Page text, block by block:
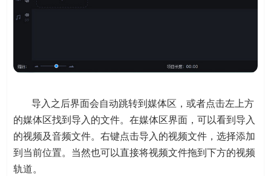
导入之后界面会自动跳转到媒体区，或者点击左上方
的媒体区找到导入的文件。在媒体区界面，可以看到导入
的视频及音频文件。右键点击导入的视频文件，选择添加
到当前位置。当然也可以直接将视频文件拖到下方的视频
轨道。